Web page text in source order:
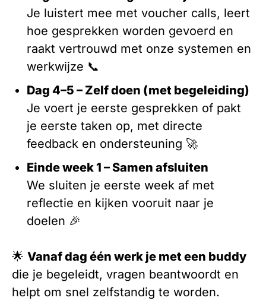
Je luistert mee met voucher calls, leert
hoe gesprekken worden gevoerd en
raakt vertrouwd met onze systemen en
werkwijze 📞
Dag 4–5 – Zelf doen (met begeleiding)
Je voert je eerste gesprekken of pakt
je eerste taken op, met directe
feedback en ondersteuning 🚀
Einde week 1 – Samen afsluiten
We sluiten je eerste week af met
reflectie en kijken vooruit naar je
doelen 🎉
🌟 Vanaf dag één werk je met een buddy
die je begeleidt, vragen beantwoordt en
helpt om snel zelfstandig te worden.